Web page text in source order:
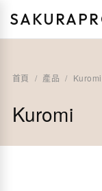
首頁 / 產品 / Kuromi
Kuromi